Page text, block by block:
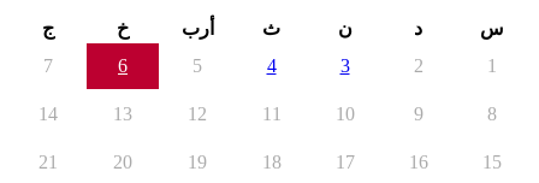
س د ن ث أرب خ
ج
1
2
3
4
5
6
7
8
9
10
11
12
13
14
15
16
17
18
19
20
21